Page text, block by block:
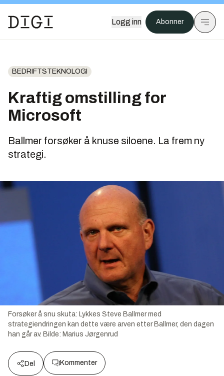
Logg inn Abonner
BEDRIFTSTEKNOLOGI
Kraftig omstilling for
Microsoft
Ballmer forsøker å knuse siloene. La frem ny
strategi.
Forsøker å snu skuta: Lykkes Steve Ballmer med
strategiendringen kan dette være arven etter Ballmer, den dagen
han går av. Bilde: Marius Jørgenrud
Del Kommenter